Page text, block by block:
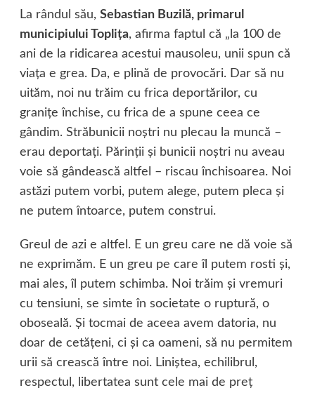
La rândul său, Sebastian Buzilă, primarul
municipiului Topliţa, afirma faptul că „la 100 de
ani de la ridicarea acestui mausoleu, unii spun că
viaţa e grea. Da, e plină de provocări. Dar să nu
uităm, noi nu trăim cu frica deportărilor, cu
graniţe închise, cu frica de a spune ceea ce
gândim. Străbunicii noştri nu plecau la muncă –
erau deportaţi. Părinţii şi bunicii noştri nu aveau
voie să gândească altfel – riscau închisoarea. Noi
astăzi putem vorbi, putem alege, putem pleca şi
ne putem întoarce, putem construi.
Greul de azi e altfel. E un greu care ne dă voie să
ne exprimăm. E un greu pe care îl putem rosti şi,
mai ales, îl putem schimba. Noi trăim şi vremuri
cu tensiuni, se simte în societate o ruptură, o
oboseală. Şi tocmai de aceea avem datoria, nu
doar de cetăţeni, ci şi ca oameni, să nu permitem
urii să crească între noi. Liniştea, echilibrul,
respectul, libertatea sunt cele mai de preţ